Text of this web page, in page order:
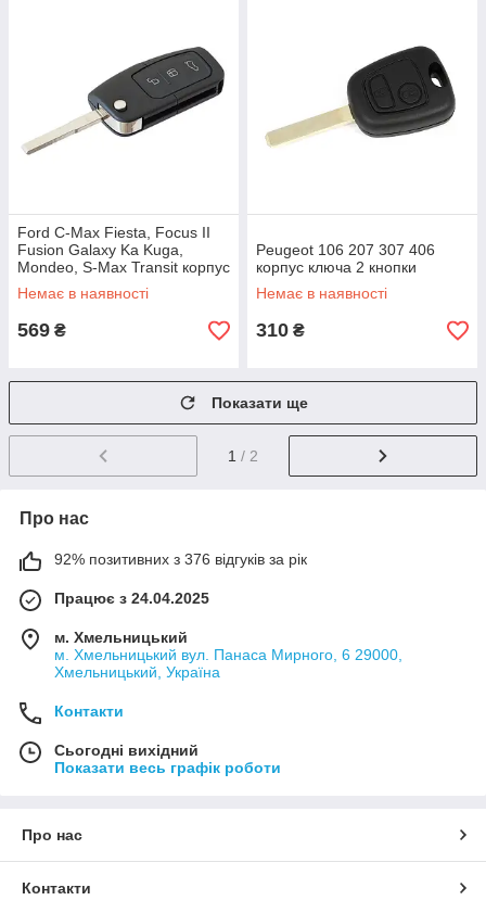
Ford C-Max Fiesta, Focus II
Fusion Galaxy Ka Kuga,
Mondeo, S-Max Transit корпус
ключа складаний 3 кнопки
Немає в наявності
569 ₴
Peugeot 106 207 307 406
корпус ключа 2 кнопки
Немає в наявності
310 ₴
Показати ще
1 / 2
Про нас
92% позитивних з 376 відгуків за рік
Працює з 24.04.2025
м. Хмельницький
м. Хмельницький вул. Панаса Мирного, 6 29000,
Хмельницький, Україна
Контакти
Сьогодні вихідний
Показати весь графік роботи
Про нас
Контакти